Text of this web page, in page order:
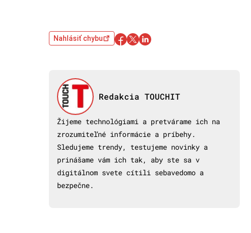
Nahlásiť chybu
Redakcia TOUCHIT
Žijeme technológiami a pretvárame ich na
zrozumiteľné informácie a príbehy.
Sledujeme trendy, testujeme novinky a
prinášame vám ich tak, aby ste sa v
digitálnom svete cítili sebavedomo a
bezpečne.